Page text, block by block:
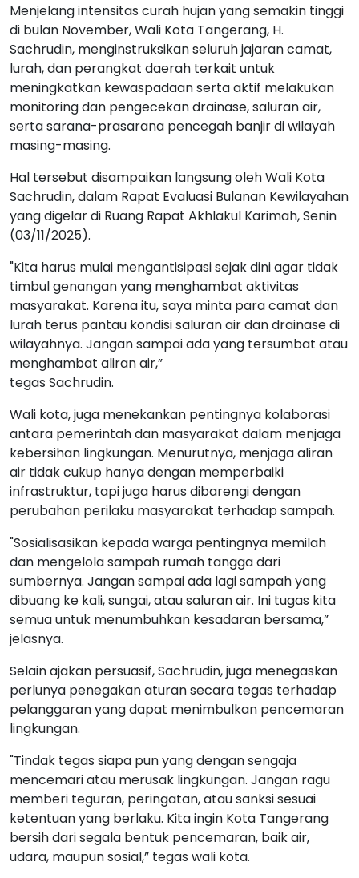
Menjelang intensitas curah hujan yang semakin tinggi
di bulan November, Wali Kota Tangerang, H.
Sachrudin, menginstruksikan seluruh jajaran camat,
lurah, dan perangkat daerah terkait untuk
meningkatkan kewaspadaan serta aktif melakukan
monitoring dan pengecekan drainase, saluran air,
serta sarana-prasarana pencegah banjir di wilayah
masing-masing.
Hal tersebut disampaikan langsung oleh Wali Kota
Sachrudin, dalam Rapat Evaluasi Bulanan Kewilayahan
yang digelar di Ruang Rapat Akhlakul Karimah, Senin
(03/11/2025).
"Kita harus mulai mengantisipasi sejak dini agar tidak
timbul genangan yang menghambat aktivitas
masyarakat. Karena itu, saya minta para camat dan
lurah terus pantau kondisi saluran air dan drainase di
wilayahnya. Jangan sampai ada yang tersumbat atau
menghambat aliran air,”
tegas Sachrudin.
Wali kota, juga menekankan pentingnya kolaborasi
antara pemerintah dan masyarakat dalam menjaga
kebersihan lingkungan. Menurutnya, menjaga aliran
air tidak cukup hanya dengan memperbaiki
infrastruktur, tapi juga harus dibarengi dengan
perubahan perilaku masyarakat terhadap sampah.
"Sosialisasikan kepada warga pentingnya memilah
dan mengelola sampah rumah tangga dari
sumbernya. Jangan sampai ada lagi sampah yang
dibuang ke kali, sungai, atau saluran air. Ini tugas kita
semua untuk menumbuhkan kesadaran bersama,”
jelasnya.
Selain ajakan persuasif, Sachrudin, juga menegaskan
perlunya penegakan aturan secara tegas terhadap
pelanggaran yang dapat menimbulkan pencemaran
lingkungan.
"Tindak tegas siapa pun yang dengan sengaja
mencemari atau merusak lingkungan. Jangan ragu
memberi teguran, peringatan, atau sanksi sesuai
ketentuan yang berlaku. Kita ingin Kota Tangerang
bersih dari segala bentuk pencemaran, baik air,
udara, maupun sosial,” tegas wali kota.